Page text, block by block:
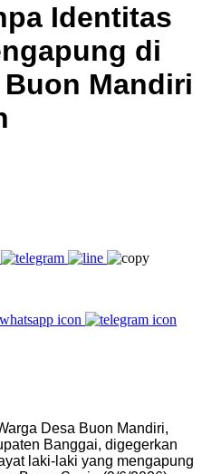
Identitas
di
Mandiri
Desa Buon Mandiri,
Banggai, digegerkan
laki-laki yang mengapung